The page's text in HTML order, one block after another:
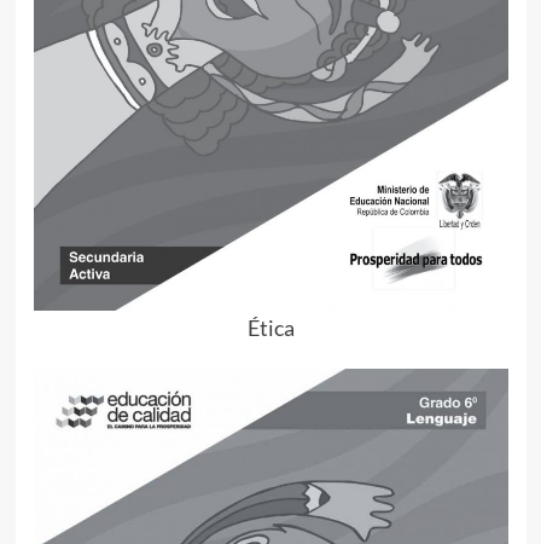
Ética